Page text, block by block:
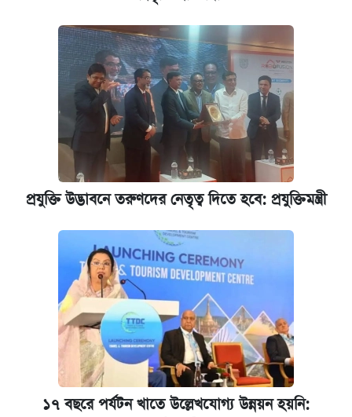
পাঁচ দপ্তরে নতুন সচিব নিয়োগ দিল সরকার
রাষ্ট্রবিরোধী কর্মকাণ্ড: ঢাবির কয়েকজন শিক্ষকের
বিরুদ্ধে ব্যবস্থা
আজকের বাজারে স্বর্ণের দাম (৬ আগস্ট)
আবেদন শুরু
প্রযুক্তি উদ্ভাবনে তরুণদের নেতৃত্ব দিতে হবে: প্রযুক্তিমন্ত্রী
১৭ বছরে পর্যটন খাতে উল্লেখযোগ্য উন্নয়ন হয়নি: